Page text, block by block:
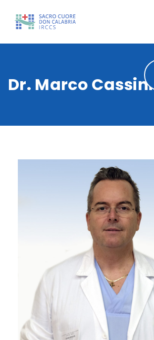
Dr. Marco Cassini